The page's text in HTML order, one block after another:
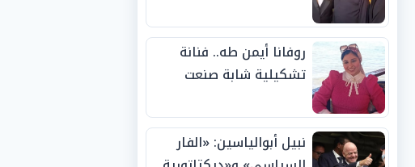
روفانا أيمن طه.. فنانة
تشكيلية شابة صنعت
الجوائز منذ الصغر
نبيل أبوالياسين: «الفار